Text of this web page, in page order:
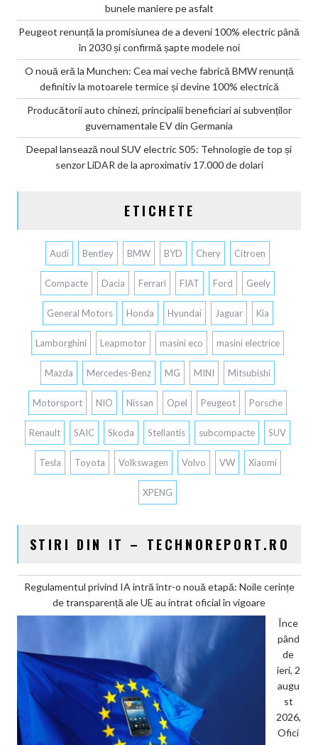
bunele maniere pe asfalt
Peugeot renunță la promisiunea de a deveni 100% electric până
în 2030 și confirmă șapte modele noi
O nouă eră la Munchen: Cea mai veche fabrică BMW renunță
definitiv la motoarele termice și devine 100% electrică
Producătorii auto chinezi, principalii beneficiari ai subvenților
guvernamentale EV din Germania
Deepal lansează noul SUV electric S05: Tehnologie de top și
senzor LiDAR de la aproximativ 17.000 de dolari
ETICHETE
Audi Bentley BMW BYD Chery Citroen
Compacte Dacia Ferrari FIAT Ford Geely
General Motors Honda Hyundai Jaguar Kia
Lamborghini Leapmotor masini eco masini electrice
Mazda Mercedes-Benz MG MINI Mitsubishi
Motorsport NIO Nissan Opel Peugeot Porsche
Renault SAIC Skoda Stellantis subcompacte SUV
Tesla Toyota Volkswagen Volvo VW Xiaomi
XPENG
STIRI DIN IT – TECHNOREPORT.RO
Regulamentul privind IA intră într-o nouă etapă: Noile cerințe
de transparență ale UE au intrat oficial în vigoare
Înce
pând
de
ieri, 2
augu
st
2026,
Ofici